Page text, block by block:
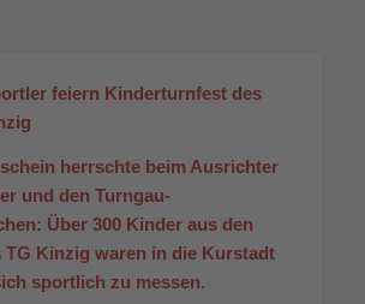
feiern Kinderturnfest des
herrschte beim Ausrichter
und den Turngau-
Über 300 Kinder aus den
TG Kinzig waren in die Kurstadt
sportlich zu messen.